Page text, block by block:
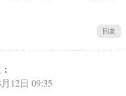
回复
12日 09:35